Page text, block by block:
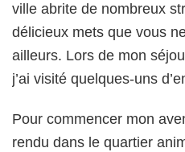
ville abrite de nombreux
délicieux mets que vous
ailleurs. Lors de mon
j’ai visité quelques-uns
Pour commencer mon
rendu dans le quartier